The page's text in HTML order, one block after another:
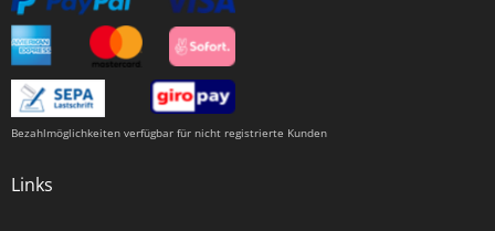
Bezahlmöglichkeiten verfügbar für nicht registrierte Kunden
Links